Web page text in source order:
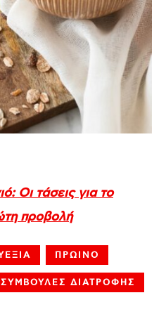
Οι τάσεις για το
προβολή
ΠΡΩΙΝΟ
ΣΥΜΒΟΥΛΕΣ ΔΙΑΤΡΟΦΗΣ